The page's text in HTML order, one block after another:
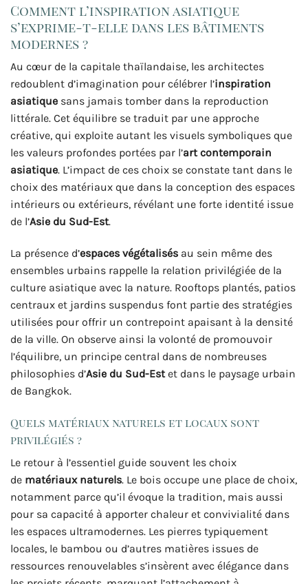
Comment l’inspiration asiatique
s’exprime-t-elle dans les bâtiments
modernes ?
Au cœur de la capitale thaïlandaise, les architectes
redoublent d’imagination pour célébrer l’inspiration
asiatique sans jamais tomber dans la reproduction
littérale. Cet équilibre se traduit par une approche
créative, qui exploite autant les visuels symboliques que
les valeurs profondes portées par l’art contemporain
asiatique. L’impact de ces choix se constate tant dans le
choix des matériaux que dans la conception des espaces
intérieurs ou extérieurs, révélant une forte identité issue
de l’Asie du Sud-Est.
La présence d’espaces végétalisés au sein même des
ensembles urbains rappelle la relation privilégiée de la
culture asiatique avec la nature. Rooftops plantés, patios
centraux et jardins suspendus font partie des stratégies
utilisées pour offrir un contrepoint apaisant à la densité
de la ville. On observe ainsi la volonté de promouvoir
l’équilibre, un principe central dans de nombreuses
philosophies d’Asie du Sud-Estet dans le paysage urbain
de Bangkok.
Quels matériaux naturels et locaux sont
privilégiés ?
Le retour à l’essentiel guide souvent les choix
de matériaux naturels. Le bois occupe une place de choix,
notamment parce qu’il évoque la tradition, mais aussi
pour sa capacité à apporter chaleur et convivialité dans
les espaces ultramodernes. Les pierres typiquement
locales, le bambou ou d’autres matières issues de
ressources renouvelables s’insèrent avec élégance dans